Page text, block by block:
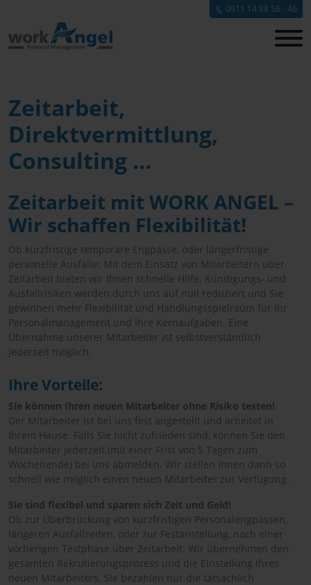
0911 14 88 56 - 46
Zeitarbeit,
Direktvermittlung,
Consulting …
Zeitarbeit mit WORK ANGEL –
Wir schaffen Flexibilität!
Ob kurzfristige temporäre Engpässe, oder längerfristige
personelle Ausfälle: Mit dem Einsatz von Mitarbeitern über
Zeitarbeit bieten wir Ihnen schnelle Hilfe. Kündigungs- und
Ausfallrisiken werden durch uns auf null reduziert und Sie
gewinnen mehr Flexibilität und Handlungsspielraum für Ihr
Personalmanagement und Ihre Kernaufgaben. Eine
Übernahme unserer Mitarbeiter ist selbstverständlich
jederzeit möglich.
Ihre Vorteile:
Sie können Ihren neuen Mitarbeiter ohne Risiko testen!
Der Mitarbeiter ist bei uns fest angestellt und arbeitet in
Ihrem Hause. Falls Sie nicht zufrieden sind, können Sie den
Mitarbeiter jederzeit (mit einer Frist von 5 Tagen zum
Wochenende) bei uns abmelden. Wir stellen Ihnen dann so
schnell wie möglich einen neuen Mitarbeiter zur Verfügung.
Sie sind flexibel und sparen sich Zeit und Geld!
Ob zur Überbrückung von kurzfristigen Personalengpässen,
längeren Ausfallzeiten, oder zur Festanstellung, nach einer
vorherigen Testphase über Zeitarbeit. Wir übernehmen den
gesamten Rekrutierungsprozess und die Einstellung Ihres
neuen Mitarbeiters. Sie bezahlen nur die tatsächlich